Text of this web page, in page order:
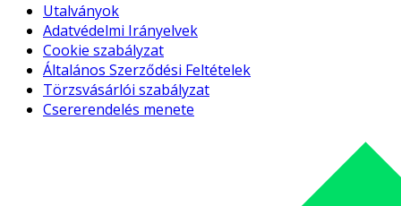
Utalványok
Adatvédelmi Irányelvek
Cookie szabályzat
Általános Szerződési Feltételek
Törzsvásárlói szabályzat
Csererendelés menete